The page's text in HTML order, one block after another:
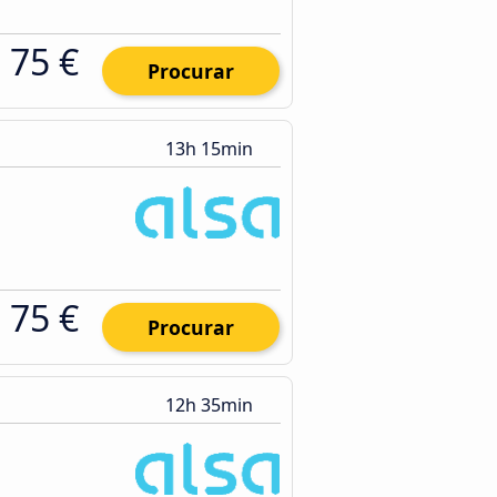
75 € Procurar
13h 15min
75 € Procurar
12h 35min